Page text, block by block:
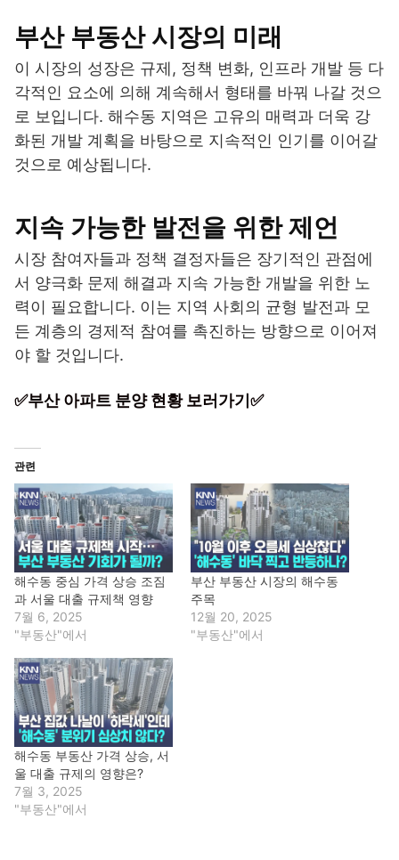
부산 부동산 시장의 미래
이 시장의 성장은 규제, 정책 변화, 인프라 개발 등 다
각적인 요소에 의해 계속해서 형태를 바꿔 나갈 것으
로 보입니다. 해수동 지역은 고유의 매력과 더욱 강
화된 개발 계획을 바탕으로 지속적인 인기를 이어갈
것으로 예상됩니다.
지속 가능한 발전을 위한 제언
시장 참여자들과 정책 결정자들은 장기적인 관점에
서 양극화 문제 해결과 지속 가능한 개발을 위한 노
력이 필요합니다. 이는 지역 사회의 균형 발전과 모
든 계층의 경제적 참여를 촉진하는 방향으로 이어져
야 할 것입니다.
✅부산 아파트 분양 현황 보러가기✅
관련
해수동 중심 가격 상승 조짐
과 서울 대출 규제책 영향
7월 6, 2025
"부동산"에서
부산 부동산 시장의 해수동
주목
12월 20, 2025
"부동산"에서
해수동 부동산 가격 상승, 서
울 대출 규제의 영향은?
7월 3, 2025
"부동산"에서